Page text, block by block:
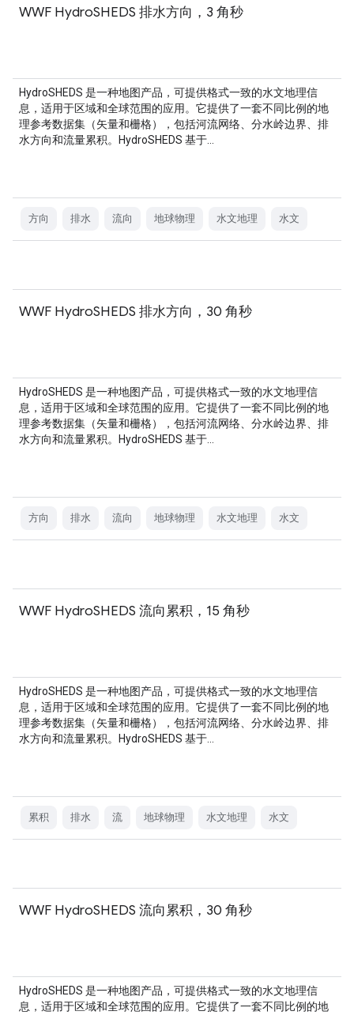
WWF HydroSHEDS 排水方向，3 角秒
HydroSHEDS 是一种地图产品，可提供格式一致的水文地理信
息，适用于区域和全球范围的应用。它提供了一套不同比例的地
理参考数据集（矢量和栅格），包括河流网络、分水岭边界、排
水方向和流量累积。HydroSHEDS 基于…
方向 排水 流向 地球物理 水文地理 水文
WWF HydroSHEDS 排水方向，30 角秒
HydroSHEDS 是一种地图产品，可提供格式一致的水文地理信
息，适用于区域和全球范围的应用。它提供了一套不同比例的地
理参考数据集（矢量和栅格），包括河流网络、分水岭边界、排
水方向和流量累积。HydroSHEDS 基于…
方向 排水 流向 地球物理 水文地理 水文
WWF HydroSHEDS 流向累积，15 角秒
HydroSHEDS 是一种地图产品，可提供格式一致的水文地理信
息，适用于区域和全球范围的应用。它提供了一套不同比例的地
理参考数据集（矢量和栅格），包括河流网络、分水岭边界、排
水方向和流量累积。HydroSHEDS 基于…
累积 排水 流 地球物理 水文地理 水文
WWF HydroSHEDS 流向累积，30 角秒
HydroSHEDS 是一种地图产品，可提供格式一致的水文地理信
息，适用于区域和全球范围的应用。它提供了一套不同比例的地